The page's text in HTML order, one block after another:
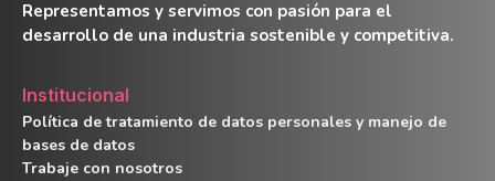
Representamos y servimos con pasión para el
desarrollo de una industria sostenible y competitiva.
Institucional
Política de tratamiento de datos personales y manejo de
bases de datos
Trabaje con nosotros